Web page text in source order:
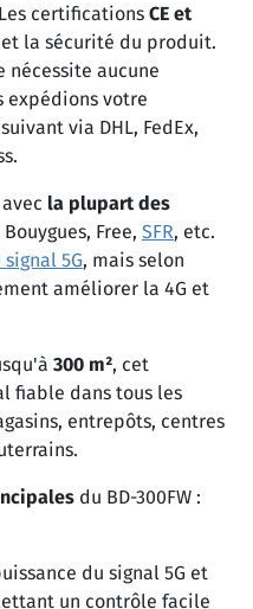
certifications CE et
la sécurité du produit.
nécessite aucune
expédions votre
via DHL, FedEx,
la plupart des
Bouygues, Free, SFR, etc.
signal 5G, mais selon
améliorer la 4G et
300 m², cet
fiable dans tous les
entrepôts, centres
du BD-300FW :
du signal 5G et
un contrôle facile